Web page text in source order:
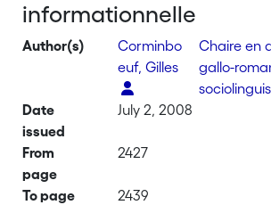
informationnelle
Author(s)
Corminbo
euf, Gilles
Chaire en
gallo-
Date
issued
July 2, 2008
From
page
2427
To page
2439